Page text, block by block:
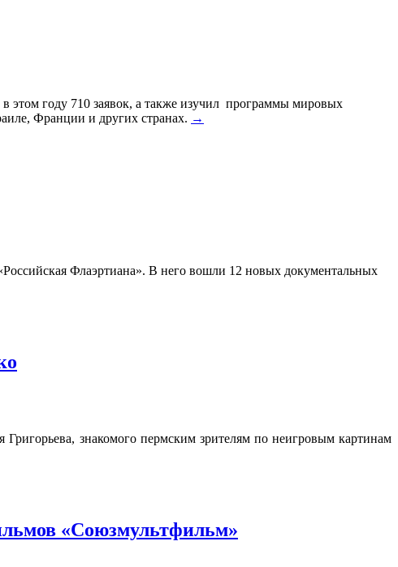
этом году 710 заявок, а также изучил программы мировых
Франции и других странах. →
Флаэртиана». В него вошли 12 новых документальных
знакомого пермским зрителям по неигровым картинам
«Союзмультфильм»